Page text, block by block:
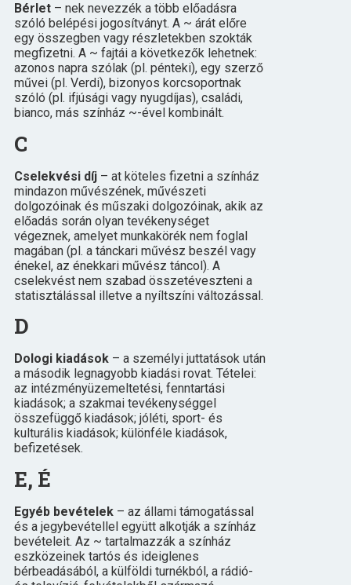
Bérlet – nek nevezzék a több előadásra
szóló belépési jogosítványt. A ~ árát előre
egy összegben vagy részletekben szokták
megfizetni. A ~ fajtái a következők lehetnek:
azonos napra szólak (pl. pénteki), egy szerző
művei (pl. Verdi), bizonyos korcsoportnak
szóló (pl. ifjúsági vagy nyugdíjas), családi,
bianco, más színház ~-ével kombinált.
C
Cselekvési díj– at köteles fizetni a színház
mindazon művészének, művészeti
dolgozóinak és műszaki dolgozóinak, akik az
előadás során olyan tevékenységet
végeznek, amelyet munkakörék nem foglal
magában (pl. a tánckari művész beszél vagy
énekel, az énekkari művész táncol). A
cselekvést nem szabad összetéveszteni a
statisztálással illetve a nyíltszíni változással.
D
Dologi kiadások– a személyi juttatások után
a második legnagyobb kiadási rovat. Tételei:
az intézményüzemeltetési, fenntartási
kiadások; a szakmai tevékenységgel
összefüggő kiadások; jóléti, sport- és
kulturális kiadások; különféle kiadások,
befizetések.
E, É
Egyéb bevételek– az állami támogatással
és a jegybevétellel együtt alkotják a színház
bevételeit. Az ~ tartalmazzák a színház
eszközeinek tartós és ideiglenes
bérbeadásából, a külföldi turnékból, a rádió-